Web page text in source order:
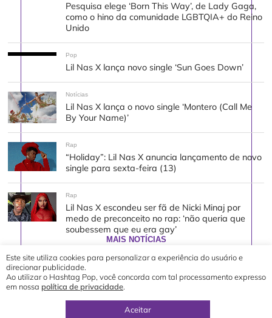
Pesquisa elege ‘Born This Way’, de Lady Gaga,
como o hino da comunidade LGBTQIA+ do Reino
Unido
Pop
Lil Nas X lança novo single ‘Sun Goes Down’
Notícias
Lil Nas X lança o novo single ‘Montero (Call Me
By Your Name)’
Rap
“Holiday”: Lil Nas X anuncia lançamento de novo
single para sexta-feira (13)
Rap
Lil Nas X escondeu ser fã de Nicki Minaj por
medo de preconceito no rap: ‘não queria que
soubessem que eu era gay’
MAIS NOTÍCIAS
Este site utiliza cookies para personalizar a experiência do usuário e
direcionar publicidade.
Ao utilizar o Hashtag Pop, você concorda com tal processamento expresso
em nossa política de privacidade
Aceitar